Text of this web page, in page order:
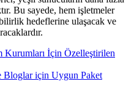
Bu sayede, hem işletmeler
hedeflerine ulaşacak ve
Kurumları İçin Özelleştirilen
Bloglar için Uygun Paket